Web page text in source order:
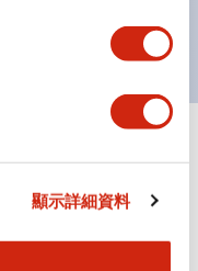
顯示詳細資料
技術文件